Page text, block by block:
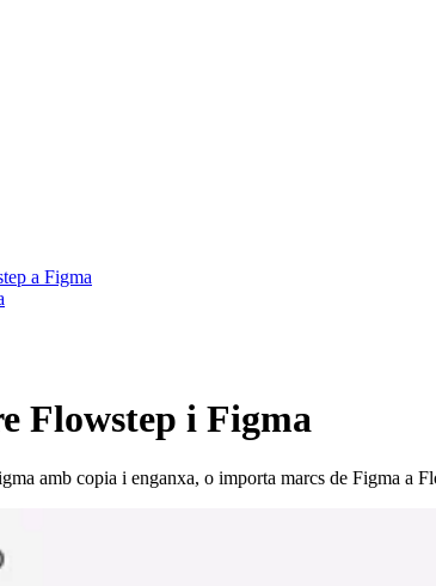
a Figma
Flowstep i Figma
amb copia i enganxa, o importa marcs de Figma a